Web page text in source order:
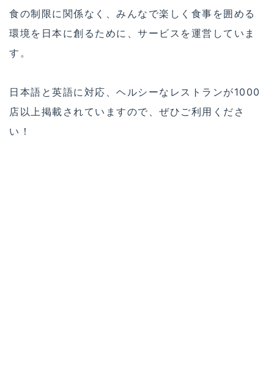
食の制限に関係なく、みんなで楽しく食事を囲める
環境を日本に創るために、サービスを運営していま
す。
日本語と英語に対応、ヘルシーなレストランが1000
店以上掲載されていますので、ぜひご利用くださ
い！